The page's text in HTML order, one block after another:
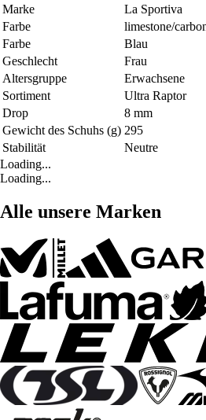
Marke
La Sportiva
Farbe
limestone/
Farbe
Blau
Geschlecht
Frau
Altersgruppe
Erwachsene
Sortiment
Ultra Raptor
Drop
8 mm
Gewicht des Schuhs (g) 295
Stabilität
Neutre
Loading...
Loading...
Alle unsere Marken